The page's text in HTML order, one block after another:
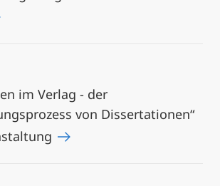
im Verlag - der
von Dissertationen“